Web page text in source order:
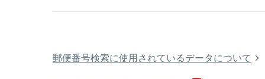
郵便番号検索に使用されているデータについて